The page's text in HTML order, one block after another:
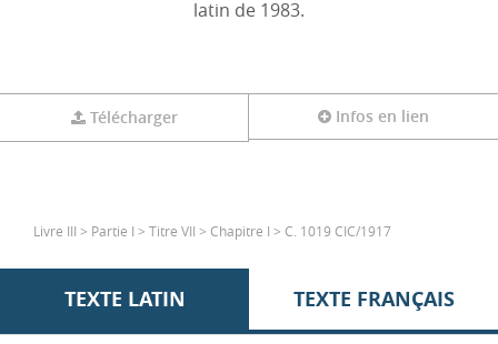
latin de 1983.
Télécharger Infos en lien
Livre III > Partie I > Titre VII > Chapitre I > C. 1019 CIC/1917
TEXTE LATIN TEXTE FRANÇAIS